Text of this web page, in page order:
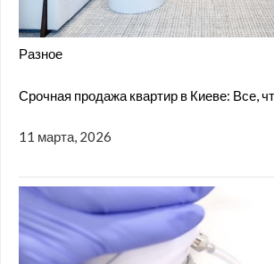
Разное
Срочная продажа квартир в Киеве: Все,
11 марта, 2026